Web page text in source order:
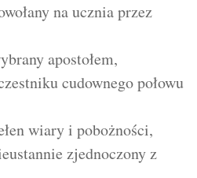
na ucznia przez
apostołem,
cudownego połowu
wiary i pobożności,
zjednoczony z